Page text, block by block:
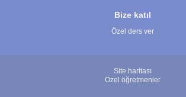
Bize katıl
Özel ders ver
Site haritası
Özel öğretmenler